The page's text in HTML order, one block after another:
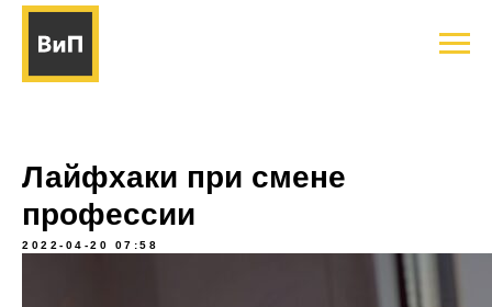
Лайфхаки при смене
профессии
2022-04-20 07:58